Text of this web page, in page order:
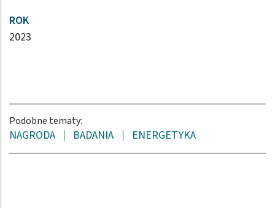
ROK
2023
Podobne tematy:
NAGRODA BADANIA ENERGETYKA